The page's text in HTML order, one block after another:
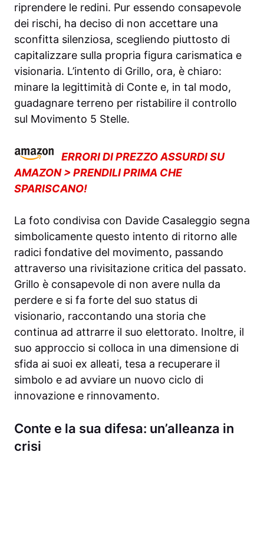
riprendere le redini. Pur essendo consapevole
dei rischi, ha deciso di non accettare una
sconfitta silenziosa, scegliendo piuttosto di
capitalizzare sulla propria figura carismatica e
visionaria. L’intento di Grillo, ora, è chiaro:
minare la legittimità di Conte e, in tal modo,
guadagnare terreno per ristabilire il controllo
sul Movimento 5 Stelle.
ERRORI DI PREZZO ASSURDI SU
AMAZON > PRENDILI PRIMA CHE
SPARISCANO!
La foto condivisa con Davide Casaleggio segna
simbolicamente questo intento di ritorno alle
radici fondative del movimento, passando
attraverso una rivisitazione critica del passato.
Grillo è consapevole di non avere nulla da
perdere e si fa forte del suo status di
visionario, raccontando una storia che
continua ad attrarre il suo elettorato. Inoltre, il
suo approccio si colloca in una dimensione di
sfida ai suoi ex alleati, tesa a recuperare il
simbolo e ad avviare un nuovo ciclo di
innovazione e rinnovamento.
Conte e la sua difesa: un’alleanza in
crisi